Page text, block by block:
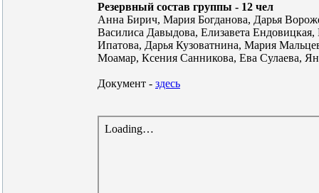
Резервный состав группы - 12 чел
Анна Бирич, Мария Богданова, Дарья
Василиса Давыдова, Елизавета Ендовицкая,
Ипатова, Дарья Кузоватнина, Мария
Моамар, Ксения Санникова, Ева Сулаева,
Документ - здесь